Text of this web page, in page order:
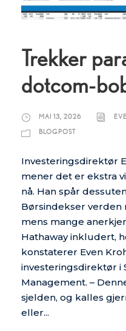
Trekker
dotcom-
MAI 13, 2026
BLOGPOST
Investeringsdirektør
mener det er ekstra
nå. Han spår
Børsindekser
mens mange
Hathaway inkludert,
konstaterer Even
investeringsdirektør i
Management. –
sjelden, og kalles
eller...